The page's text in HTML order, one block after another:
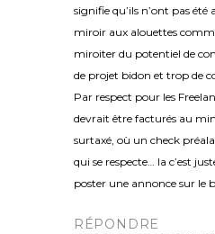
signifie qu’ils n’ont pas
miroir aux alouettes
miroiter du potentiel de
de projet bidon et trop de
Par respect pour les
devrait être facturés au
surtaxé, où un check
qui se respecte… la c’est
poster une annonce sur le
RÉPONDRE